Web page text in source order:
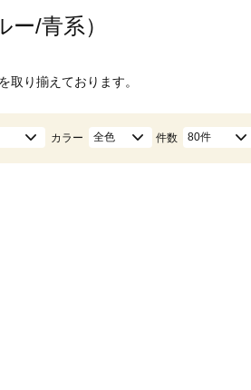
/青系）
取り揃えております。
カラー 全色 件数 80件